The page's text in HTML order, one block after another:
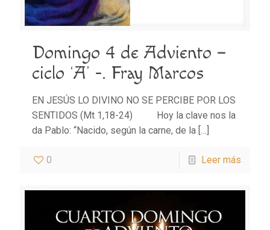
Domingo 4 de Adviento –
ciclo ‘A’ -. Fray Marcos
EN JESÚS LO DIVINO NO SE PERCIBE POR LOS
SENTIDOS (Mt 1,18-24) Hoy la clave nos la
da Pablo: “Nacido, según la carne, de la […]
0 Leer más